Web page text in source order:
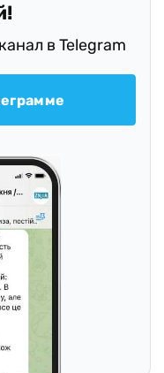
в Telegram